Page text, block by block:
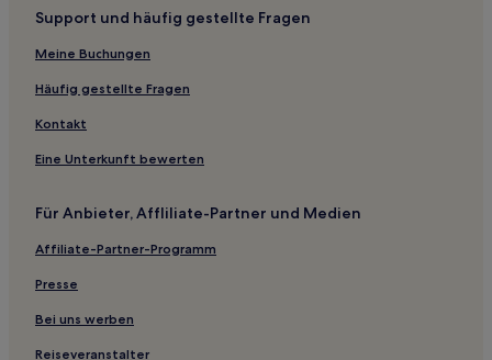
Hotels nahe Huaisheng-Moschee
Hotels nahe Guangzhou Bibliothek
Hotels nahe Blumenstadtplatz
Hotels nahe Canton Tower
Hotels nahe Taikoo Hui
Guangzhou University Town: Hotels
Hotels nahe Station Pazhou
Hotels nahe Grandview Mall
Hotels nahe Straßenbahnhaltestelle Canton Fair Complex
Support und häufig gestellte Fragen
Meine Buchungen
Häufig gestellte Fragen
Kontakt
Eine Unterkunft bewerten
Für Anbieter, Affliliate-Partner und Medien
Affiliate-Partner-Programm
Presse
Bei uns werben
Reiseveranstalter